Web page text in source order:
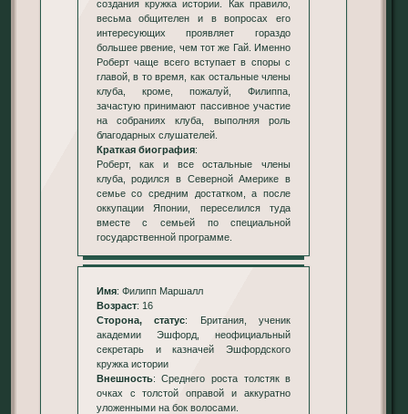
создания кружка истории. Как правило,
весьма общителен и в вопросах его
интересующих проявляет гораздо
большее рвение, чем тот же Гай. Именно
Роберт чаще всего вступает в споры с
главой, в то время, как остальные члены
клуба, кроме, пожалуй, Филиппа,
зачастую принимают пассивное участие
на собраниях клуба, выполняя роль
благодарных слушателей.
Краткая биография:
Роберт, как и все остальные члены
клуба, родился в Северной Америке в
семье со средним достатком, а после
оккупации Японии, переселился туда
вместе с семьей по специальной
государственной программе.
Имя: Филипп Маршалл
Возраст: 16
Сторона, статус: Британия, ученик
академии Эшфорд, неофициальный
секретарь и казначей Эшфордского
кружка истории
Внешность: Среднего роста толстяк в
очках с толстой оправой и аккуратно
уложенными на бок волосами.